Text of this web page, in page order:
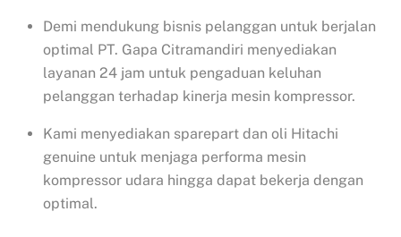
Demi mendukung bisnis pelanggan untuk berjalan
optimal PT. Gapa Citramandiri menyediakan
layanan 24 jam untuk pengaduan keluhan
pelanggan terhadap kinerja mesin kompressor.
Kami menyediakan sparepart dan oli Hitachi
genuine untuk menjaga performa mesin
kompressor udara hingga dapat bekerja dengan
optimal.